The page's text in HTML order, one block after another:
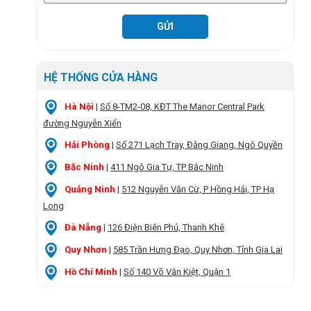
HỆ THỐNG CỬA HÀNG
Hà Nội | Số 8-TM2-08, KĐT The Manor Central Park
đường Nguyễn Xiển
Hải Phòng | Số 271 Lạch Tray, Đằng Giang, Ngô Quyền
Bắc Ninh | 411 Ngô Gia Tự, TP Bắc Ninh
Quảng Ninh | 512 Nguyễn Văn Cừ, P Hồng Hải, TP Hạ
Long
Đà Nẵng | 126 Điện Biên Phủ, Thanh Khê
Quy Nhơn | 585 Trần Hưng Đạo, Quy Nhơn, Tỉnh Gia Lai
Hồ Chí Minh | Số 140 Võ Văn Kiệt, Quận 1